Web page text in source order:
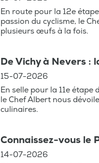
En route pour la 12e
passion du cyclisme, le
plusieurs œufs à la fois.
De Vichy à Nevers :
15-07-2026
En selle pour la 11e
le Chef Albert nous
culinaires.
Connaissez-vous le
14-07-2026